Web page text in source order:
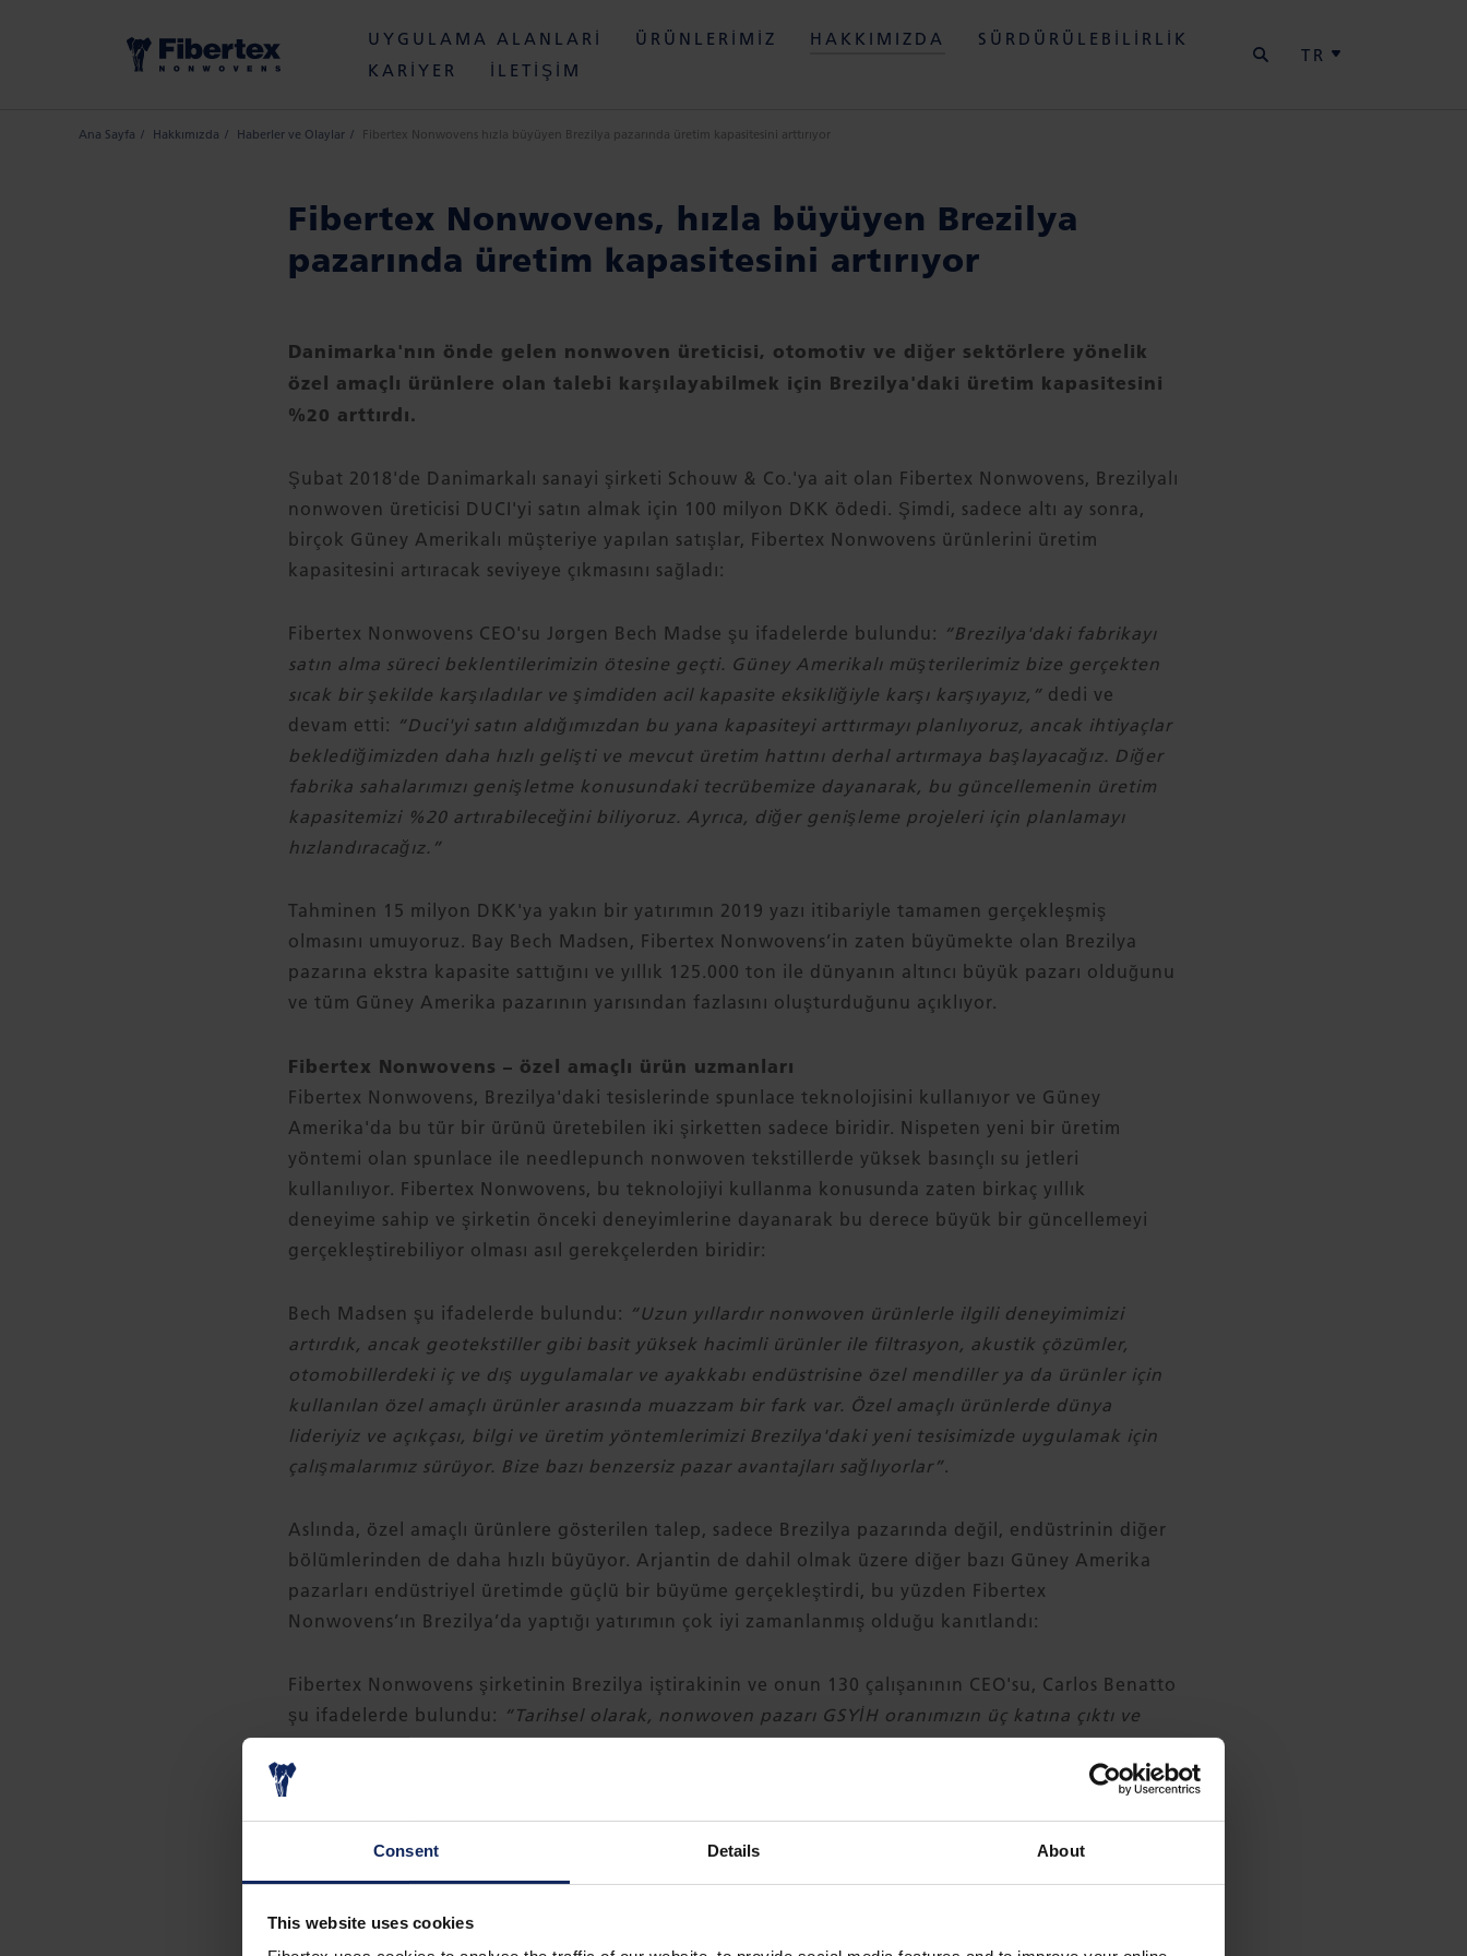
Consent Details About
This website uses cookies
UYGULAMA ALANLARI ÜRÜNLERIMIZ HAKKIMIZDA
SÜRDÜRÜLEBILIRLIK
KARIYER
İLETIŞIM
TR
Ana Sayfa Hakkımızda Haberler ve Olaylar Fibertex Nonwovens hızla büyüyen Brezilya pazarında üretim kapasitesini arttırıyor
Fibertex Nonwovens, hızla büyüyen Brezilya
pazarında üretim kapasitesini artırıyor
Danimarka'nın önde gelen nonwoven üreticisi, otomotiv ve diğer sektörlere yönelik
özel amaçlı ürünlere olan talebi karşılayabilmek için Brezilya'daki üretim kapasitesini
%20 arttırdı.
Şubat 2018'de Danimarkalı sanayi şirketi Schouw & Co.'ya ait olan Fibertex Nonwovens, Brezilyalı
nonwoven üreticisi DUCI'yi satın almak için 100 milyon DKK ödedi. Şimdi, sadece altı ay sonra,
birçok Güney Amerikalı müşteriye yapılan satışlar, Fibertex Nonwovens ürünlerini üretim
kapasitesini artıracak seviyeye çıkmasını sağladı:
Fibertex Nonwovens CEO'su Jørgen Bech Madse şu ifadelerde bulundu: “Brezilya'daki fabrikayı
satın alma süreci beklentilerimizin ötesine geçti. Güney Amerikalı müşterilerimiz bize gerçekten
sıcak bir şekilde karşıladılar ve şimdiden acil kapasite eksikliğiyle karşı karşıyayız,” dedi ve
devam etti: “Duci'yi satın aldığımızdan bu yana kapasiteyi arttırmayı planlıyoruz, ancak ihtiyaçlar
beklediğimizden daha hızlı gelişti ve mevcut üretim hattını derhal artırmaya başlayacağız. Diğer
fabrika sahalarımızı genişletme konusundaki tecrübemize dayanarak, bu güncellemenin üretim
kapasitemizi %20 artırabileceğini biliyoruz. Ayrıca, diğer genişleme projeleri için planlamayı
hızlandıracağız.”
Tahminen 15 milyon DKK'ya yakın bir yatırımın 2019 yazı itibariyle tamamen gerçekleşmiş
olmasını umuyoruz. Bay Bech Madsen, Fibertex Nonwovens’in zaten büyümekte olan Brezilya
pazarına ekstra kapasite sattığını ve yıllık 125.000 ton ile dünyanın altıncı büyük pazarı olduğunu
ve tüm Güney Amerika pazarının yarısından fazlasını oluşturduğunu açıklıyor.
Fibertex Nonwovens – özel amaçlı ürün uzmanları
Fibertex Nonwovens, Brezilya'daki tesislerinde spunlace teknolojisini kullanıyor ve Güney
Amerika'da bu tür bir ürünü üretebilen iki şirketten sadece biridir. Nispeten yeni bir üretim
yöntemi olan spunlace ile needlepunch nonwoven tekstillerde yüksek basınçlı su jetleri
kullanılıyor. Fibertex Nonwovens, bu teknolojiyi kullanma konusunda zaten birkaç yıllık
deneyime sahip ve şirketin önceki deneyimlerine dayanarak bu derece büyük bir güncellemeyi
gerçekleştirebiliyor olması asıl gerekçelerden biridir:
Bech Madsen şu ifadelerde bulundu: “Uzun yıllardır nonwoven ürünlerle ilgili deneyimimizi
artırdık, ancak geotekstiller gibi basit yüksek hacimli ürünler ile filtrasyon, akustik çözümler,
otomobillerdeki iç ve dış uygulamalar ve ayakkabı endüstrisine özel mendiller ya da ürünler için
kullanılan özel amaçlı ürünler arasında muazzam bir fark var. Özel amaçlı ürünlerde dünya
lideriyiz ve açıkçası, bilgi ve üretim yöntemlerimizi Brezilya'daki yeni tesisimizde uygulamak için
çalışmalarımız sürüyor. Bize bazı benzersiz pazar avantajları sağlıyorlar”.
Aslında, özel amaçlı ürünlere gösterilen talep, sadece Brezilya pazarında değil, endüstrinin diğer
bölümlerinden de daha hızlı büyüyor. Arjantin de dahil olmak üzere diğer bazı Güney Amerika
pazarları endüstriyel üretimde güçlü bir büyüme gerçekleştirdi, bu yüzden Fibertex
Nonwovens’ın Brezilya’da yaptığı yatırımın çok iyi zamanlanmış olduğu kanıtlandı:
Fibertex Nonwovens şirketinin Brezilya iştirakinin ve onun 130 çalışanının CEO'su, Carlos Benatto
şu ifadelerde bulundu: “Tarihsel olarak, nonwoven pazarı GSYİH oranımızın üç katına çıktı ve
tüketicinin sadece üçte birini harcıyor ve tam da bu noktada nonwoven ürünler önemli bir rol
otomotiv endüstrisine nonwoven ürünlerin tedarikinde bir pazar lideridir. Ortalama bir Avrupa